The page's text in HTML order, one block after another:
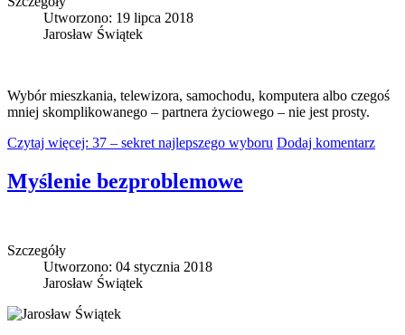
Utworzono: 19 lipca 2018
Jarosław Świątek
Wybór mieszkania, telewizora, samochodu, komputera albo czegoś
mniej skomplikowanego – partnera życiowego – nie jest prosty.
Czytaj więcej: 37 – sekret najlepszego wyboru Dodaj komentarz
Myślenie bezproblemowe
Szczegóły
Utworzono: 04 stycznia 2018
Jarosław Świątek